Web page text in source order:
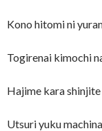
Kono hitomi ni
Togirenai kimochi
Hajime kara
Utsuri yuku